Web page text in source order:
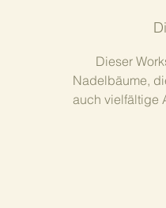
Dieser
Nadelbäume,
auch vielfältige